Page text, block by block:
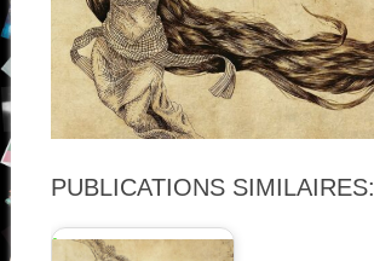
PUBLICATIONS SIMILAIRES: